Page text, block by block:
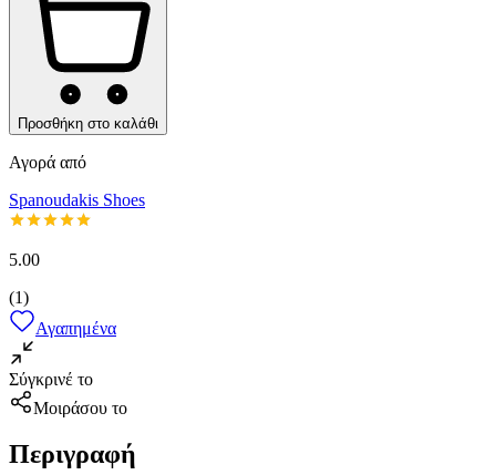
Προσθήκη στο καλάθι
Αγορά από
Spanoudakis Shoes
5.00
(1)
Αγαπημένα
Σύγκρινέ το
Μοιράσου το
Περιγραφή